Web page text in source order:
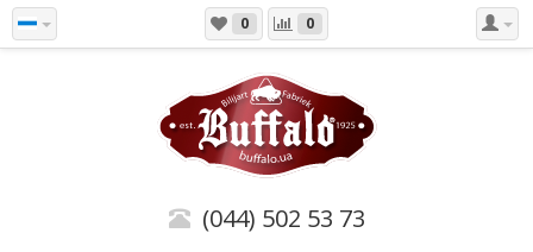
0 0
(044) 502 53 73